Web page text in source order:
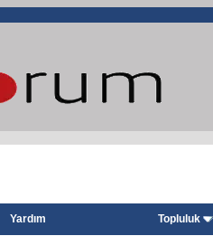
Yardım Topluluk